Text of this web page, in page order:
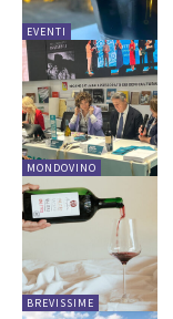
EVENTI
MONDOVINO
BREVISSIME